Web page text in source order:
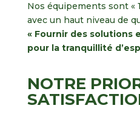
Nos équipements sont «
avec un haut niveau de
« Fournir des solutions
pour la tranquillité
NOTRE